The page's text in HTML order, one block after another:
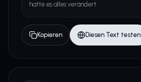
hatte es alles verändert.
Kopieren Diesen Text testen